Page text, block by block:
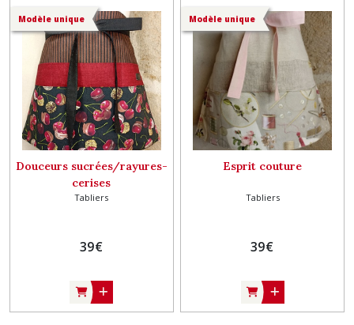
Modèle unique
Douceurs sucrées/rayures-
cerises
Tabliers
39€
Modèle unique
Esprit couture
Tabliers
39€